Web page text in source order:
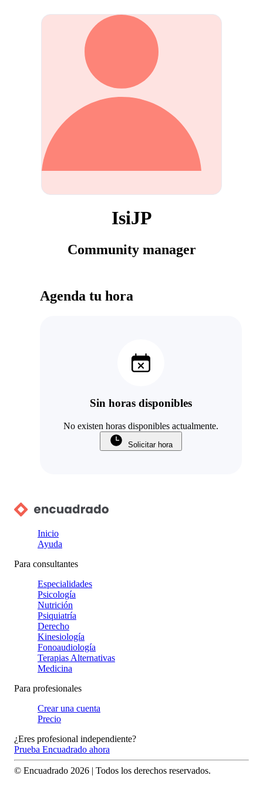
IsiJP
Community manager
Agenda tu hora
Sin horas disponibles
No existen horas disponibles actualmente.
Solicitar hora
Inicio
Ayuda
Para consultantes
Especialidades
Psicología
Nutrición
Psiquiatría
Derecho
Kinesiología
Fonoaudiología
Terapias Alternativas
Medicina
Para profesionales
Crear una cuenta
Precio
¿Eres profesional independiente?
Prueba Encuadrado ahora
© Encuadrado 2026 | Todos los derechos reservados.